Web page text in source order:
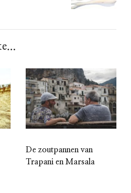
De zoutpannen van
Trapani en Marsala